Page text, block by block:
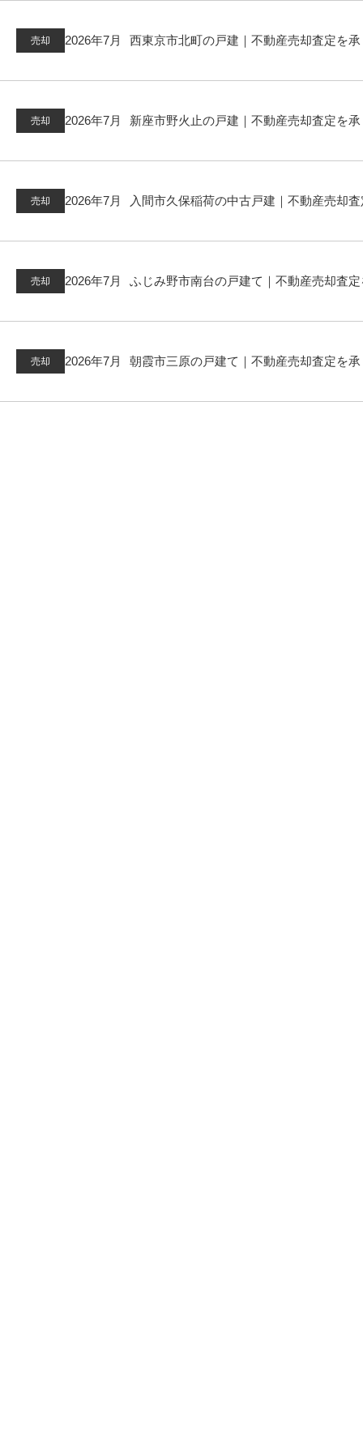
売却 2026年7月 西東京市北町の戸建｜不動産売却査定を
売却 2026年7月 新座市野火止の戸建｜不動産売却査定を
売却 2026年7月 入間市久保稲荷の中古戸建｜不動産売却査定を承
売却 2026年7月 ふじみ野市南台の戸建て｜不動産売却査定を承
売却 2026年7月 朝霞市三原の戸建て｜不動産売却査定を